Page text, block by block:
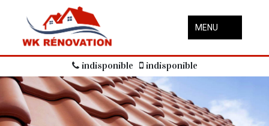
MENU
indisponible indisponible